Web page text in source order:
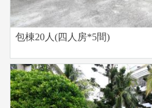
包棟20人(四人房*5間)